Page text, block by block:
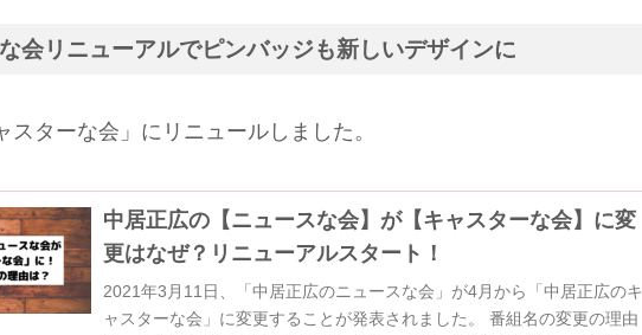
会リニューアルでピンバッジも新しいデザインに
スターな会」にリニュールしました。
中居正広の【ニュースな会】が【キャスターな会】に変
更はなぜ？リニューアルスタート！
2021年3月11日、「中居正広のニュースな会」が4月から「中居正広のキ
ャスターな会」に変更することが発表されました。 番組名の変更の理由